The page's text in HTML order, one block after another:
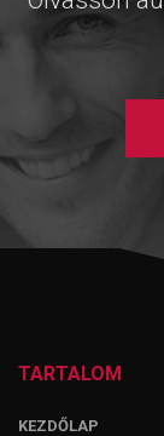
TARTALOM
KEZDŐLAP